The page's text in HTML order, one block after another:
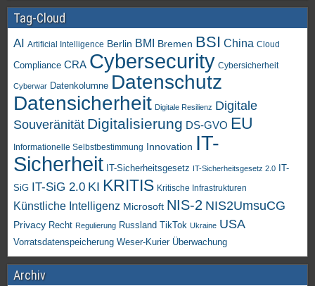
Tag-Cloud
AI Artificial Intelligence Berlin BMI Bremen BSI China Cloud
Compliance CRA Cybersecurity Cybersicherheit
Cyberwar Datenkolumne Datenschutz
Datensicherheit Digitale Resilienz Digitale
Souveränität Digitalisierung DS-GVO EU
Informationelle Selbstbestimmung Innovation IT-
Sicherheit IT-Sicherheitsgesetz IT-Sicherheitsgesetz 2.0
IT-
SiG IT-SiG 2.0 KI KRITIS Kritische Infrastrukturen
Künstliche Intelligenz Microsoft NIS-2 NIS2UmsuCG
Privacy Recht Regulierung Russland TikTok Ukraine USA
Vorratsdatenspeicherung Weser-Kurier Überwachung
Archiv